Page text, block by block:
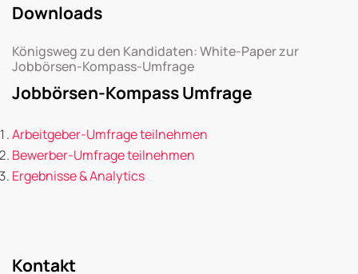
Downloads
Königsweg zu den Kandidaten: White-Paper zur
Jobbörsen-Kompass-Umfrage
Jobbörsen-Kompass Umfrage
Arbeitgeber-Umfrage teilnehmen
Bewerber-Umfrage teilnehmen
Ergebnisse & Analytics
Kontakt